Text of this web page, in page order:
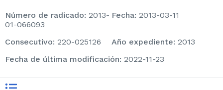
Número de radicado: 2013-
01-066093
Fecha: 2013-03-11
consecutivo: 220-025126 Año expediente: 2013
Fecha de última modificación: 2022-11-23